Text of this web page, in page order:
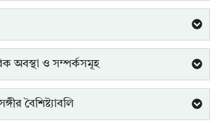
অবস্থা ও সম্পর্কসমূহ
বৈশিষ্ট্যাবলি